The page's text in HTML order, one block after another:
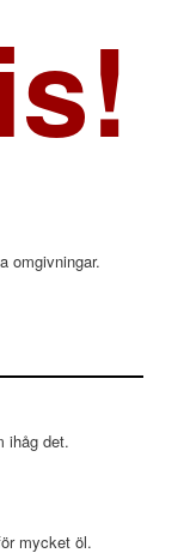
omgivningar.
ihåg det.
mycket öl.